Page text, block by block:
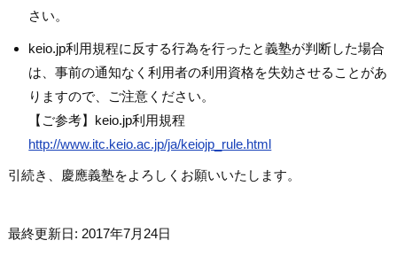
さい。
keio.jp利用規程に反する行為を行ったと義塾が判断した場合
は、事前の通知なく利用者の利用資格を失効させることがあ
りますので、ご注意ください。
【ご参考】keio.jp利用規程
http://www.itc.keio.ac.jp/ja/keiojp_rule.html
引続き、慶應義塾をよろしくお願いいたします。
最終更新日: 2017年7月24日